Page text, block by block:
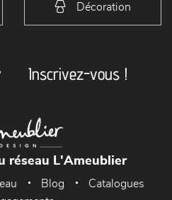
Décoration
Inscrivez-vous !
réseau L'Ameublier
Blog
Catalogues